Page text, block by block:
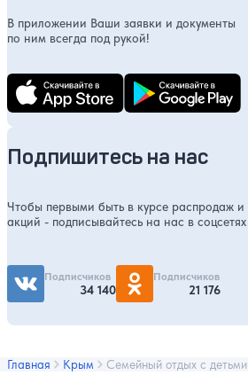
В приложении Ваши заявки и документы
по ним всегда под рукой!
Подпишитесь на нас
Чтобы первыми быть в курсе распродаж и
акций - подписывайтесь на нас в соцсетях
Подписчиков
34 140
Подписчиков
21 176
Главная Крым Семейный отдых с детьми